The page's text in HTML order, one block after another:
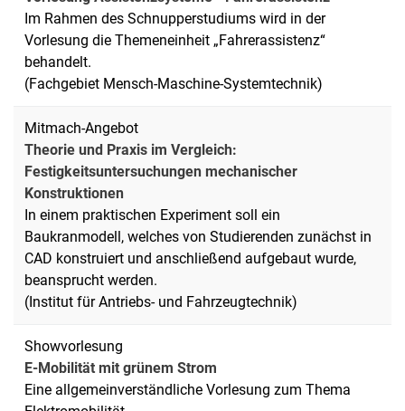
Im Rahmen des Schnupperstudiums wird in der
Vorlesung die Themeneinheit „Fahrerassistenz“
behandelt.
(Fachgebiet Mensch-Maschine-Systemtechnik)
Mitmach-Angebot
Theorie und Praxis im Vergleich:
Festigkeitsuntersuchungen mechanischer
Konstruktionen
In einem praktischen Experiment soll ein
Baukranmodell, welches von Studierenden zunächst in
CAD konstruiert und anschließend aufgebaut wurde,
beansprucht werden.
(Institut für Antriebs- und Fahrzeugtechnik)
Showvorlesung
E-Mobilität mit grünem Strom
Eine allgemeinverständliche Vorlesung zum Thema